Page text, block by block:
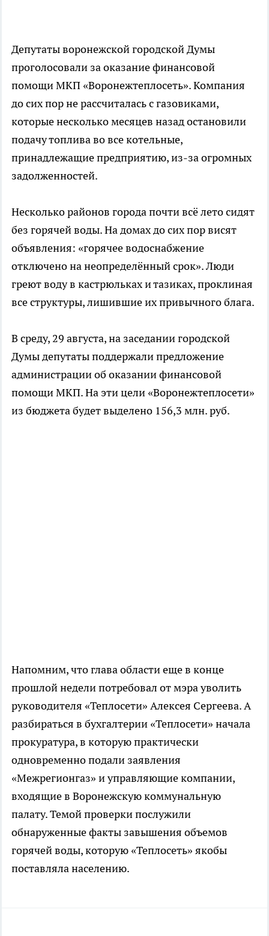
Депутаты воронежской городской Думы
проголосовали за оказание финансовой
помощи МКП «Воронежтеплосеть». Компания
до сих пор не рассчиталась с газовиками,
которые несколько месяцев назад остановили
подачу топлива во все котельные,
принадлежащие предприятию, из-за огромных
задолженностей.
Несколько районов города почти всё лето сидят
без горячей воды. На домах до сих пор висят
объявления: «горячее водоснабжение
отключено на неопределённый срок». Люди
греют воду в кастрюльках и тазиках, проклиная
все структуры, лишившие их привычного блага.
В среду, 29 августа, на заседании городской
Думы депутаты поддержали предложение
администрации об оказании финансовой
помощи МКП. На эти цели «Воронежтеплосети»
из бюджета будет выделено 156,3 млн. руб.
Напомним, что глава области еще в конце
прошлой недели потребовал от мэра уволить
руководителя «Теплосети» Алексея Сергеева. А
разбираться в бухгалтерии «Теплосети» начала
прокуратура, в которую практически
одновременно подали заявления
«Межрегионгаз» и управляющие компании,
входящие в Воронежскую коммунальную
палату. Темой проверки послужили
обнаруженные факты завышения объемов
горячей воды, которую «Теплосеть» якобы
поставляла населению.